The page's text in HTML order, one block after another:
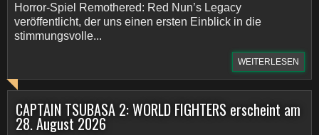
Horror-Spiel Remothered: Red Nun’s Legacy
veröffentlicht, der uns einen ersten Einblick in die
stimmungsvolle...
WEITERLESEN
CAPTAIN TSUBASA 2: WORLD FIGHTERS erscheint am
28. August 2026